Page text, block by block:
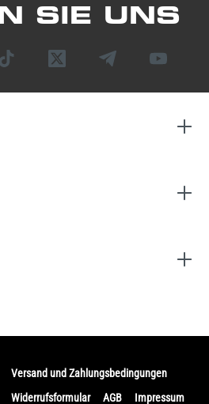
SIE UNS
Versand und Zahlungsbedingungen
Widerrufsformular AGB Impressum